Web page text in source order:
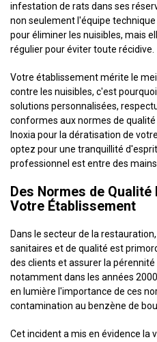
infestation de rats dans ses
non seulement l'équipe
pour éliminer les nuisibles, mais
régulier pour éviter toute récidive.
Votre établissement mérite le
contre les nuisibles, c'est
solutions personnalisées,
conformes aux normes de
Inoxia pour la dératisation de
optez pour une tranquillité
professionnel est entre des mains
Des Normes de
Votre Établissement
Dans le secteur de la
sanitaires et de qualité est
des clients et assurer la pérennité
notamment dans les années
en lumière l'importance de ces
contamination au benzène de
Cet incident a mis en évidence la